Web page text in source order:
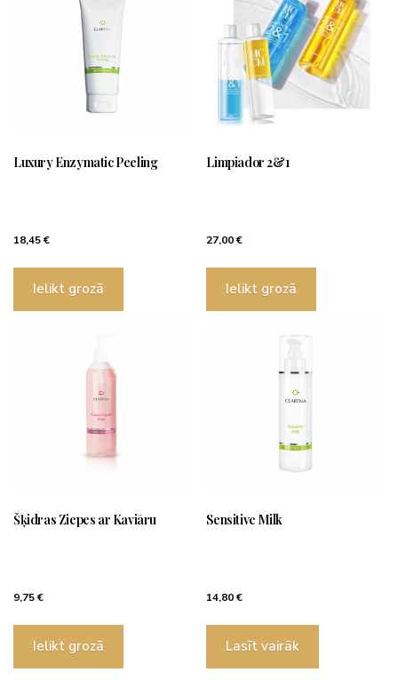
Luxury Enzymatic Peeling
18,45€
Ielikt grozā
Limpiador 2&1
27,00€
Ielikt grozā
Šķidras Ziepes ar Kaviāru
9,75€
Ielikt grozā
Sensitive Milk
14,80€
Lasīt vairāk